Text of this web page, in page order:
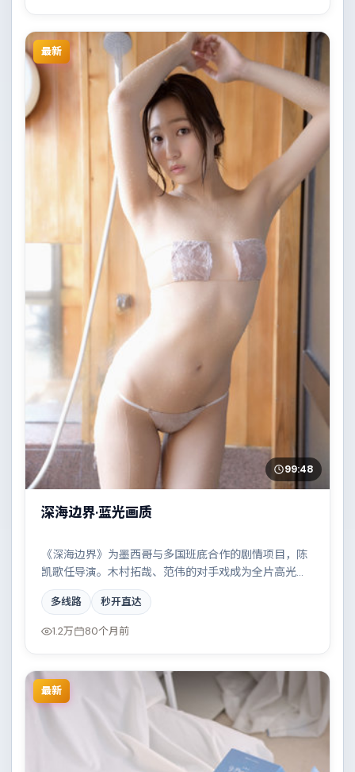
最新
99:48
深海边界·蓝光画质
《深海边界》为墨西哥与多国班底合作的剧情项目，陈
凯歌任导演。木村拓哉、范伟的对手戏成为全片高光，
科技伦理与情感羁绊形成强烈对撞。配乐与摄影风格统
一，具备院线质感。
多线路 秒开直达
1.2万 80个月前
最新